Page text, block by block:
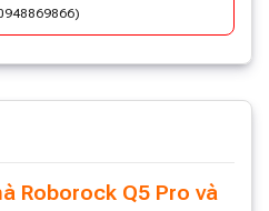
Roborock Q5 Pro và